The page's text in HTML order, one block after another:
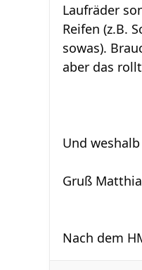
Laufräder
Reifen (z.B.
sowas).
aber das
Und
Gruß
Nach dem